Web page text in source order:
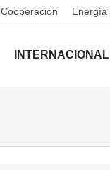
Cooperación Energía
INTERNACIONAL